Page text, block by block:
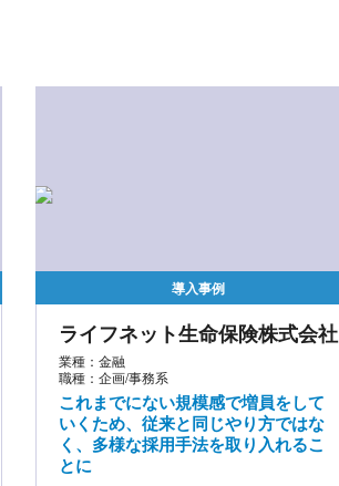
導入事例
ライフネット生命保険株式会社
業種：金融
職種：企画/事務系
これまでにない規模感で増員をして
いくため、従来と同じやり方ではな
く、多様な採用手法を取り入れるこ
とに